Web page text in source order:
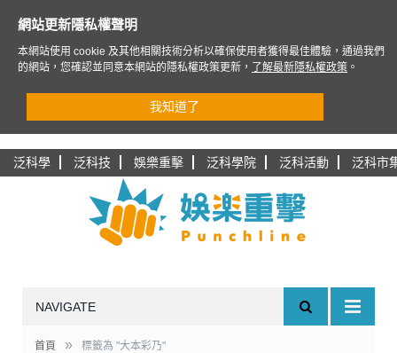
泛科學 泛科技 娛樂重擊 泛科學院 泛科活動 泛科市
NAVIGATE
首頁 » 標籤為 "大本彩乃"
網站更新隱私權聲明
本網站使用 cookie 及其他相關技術分析以確保使用者獲得最佳體驗，通過我們
的網站，您確認並同意本網站的隱私權政策更新，
了解最新隱私權政策 。
我知道了